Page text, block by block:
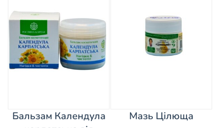
Бальзам Календула
Мазь Цілюща